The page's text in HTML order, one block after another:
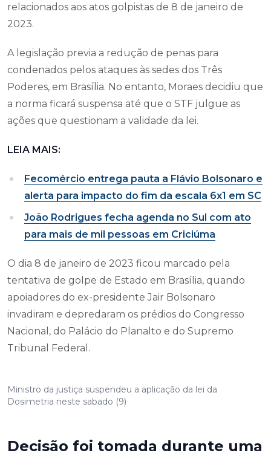
relacionados aos atos golpistas de 8 de janeiro de
2023.
A legislação previa a redução de penas para
condenados pelos ataques às sedes dos Três
Poderes, em Brasília. No entanto, Moraes decidiu que
a norma ficará suspensa até que o STF julgue as
ações que questionam a validade da lei.
LEIA MAIS:
Fecomércio entrega pauta a Flávio Bolsonaro e
alerta para impacto do fim da escala 6x1 em SC
João Rodrigues fecha agenda no Sul com ato
para mais de mil pessoas em Criciúma
O dia 8 de janeiro de 2023 ficou marcado pela
tentativa de golpe de Estado em Brasília, quando
apoiadores do ex-presidente Jair Bolsonaro
invadiram e depredaram os prédios do Congresso
Nacional, do Palácio do Planalto e do Supremo
Tribunal Federal.
Ministro da justiça suspendeu a aplicação da lei da
Dosimetria neste sabado (9)
Decisão foi tomada durante uma